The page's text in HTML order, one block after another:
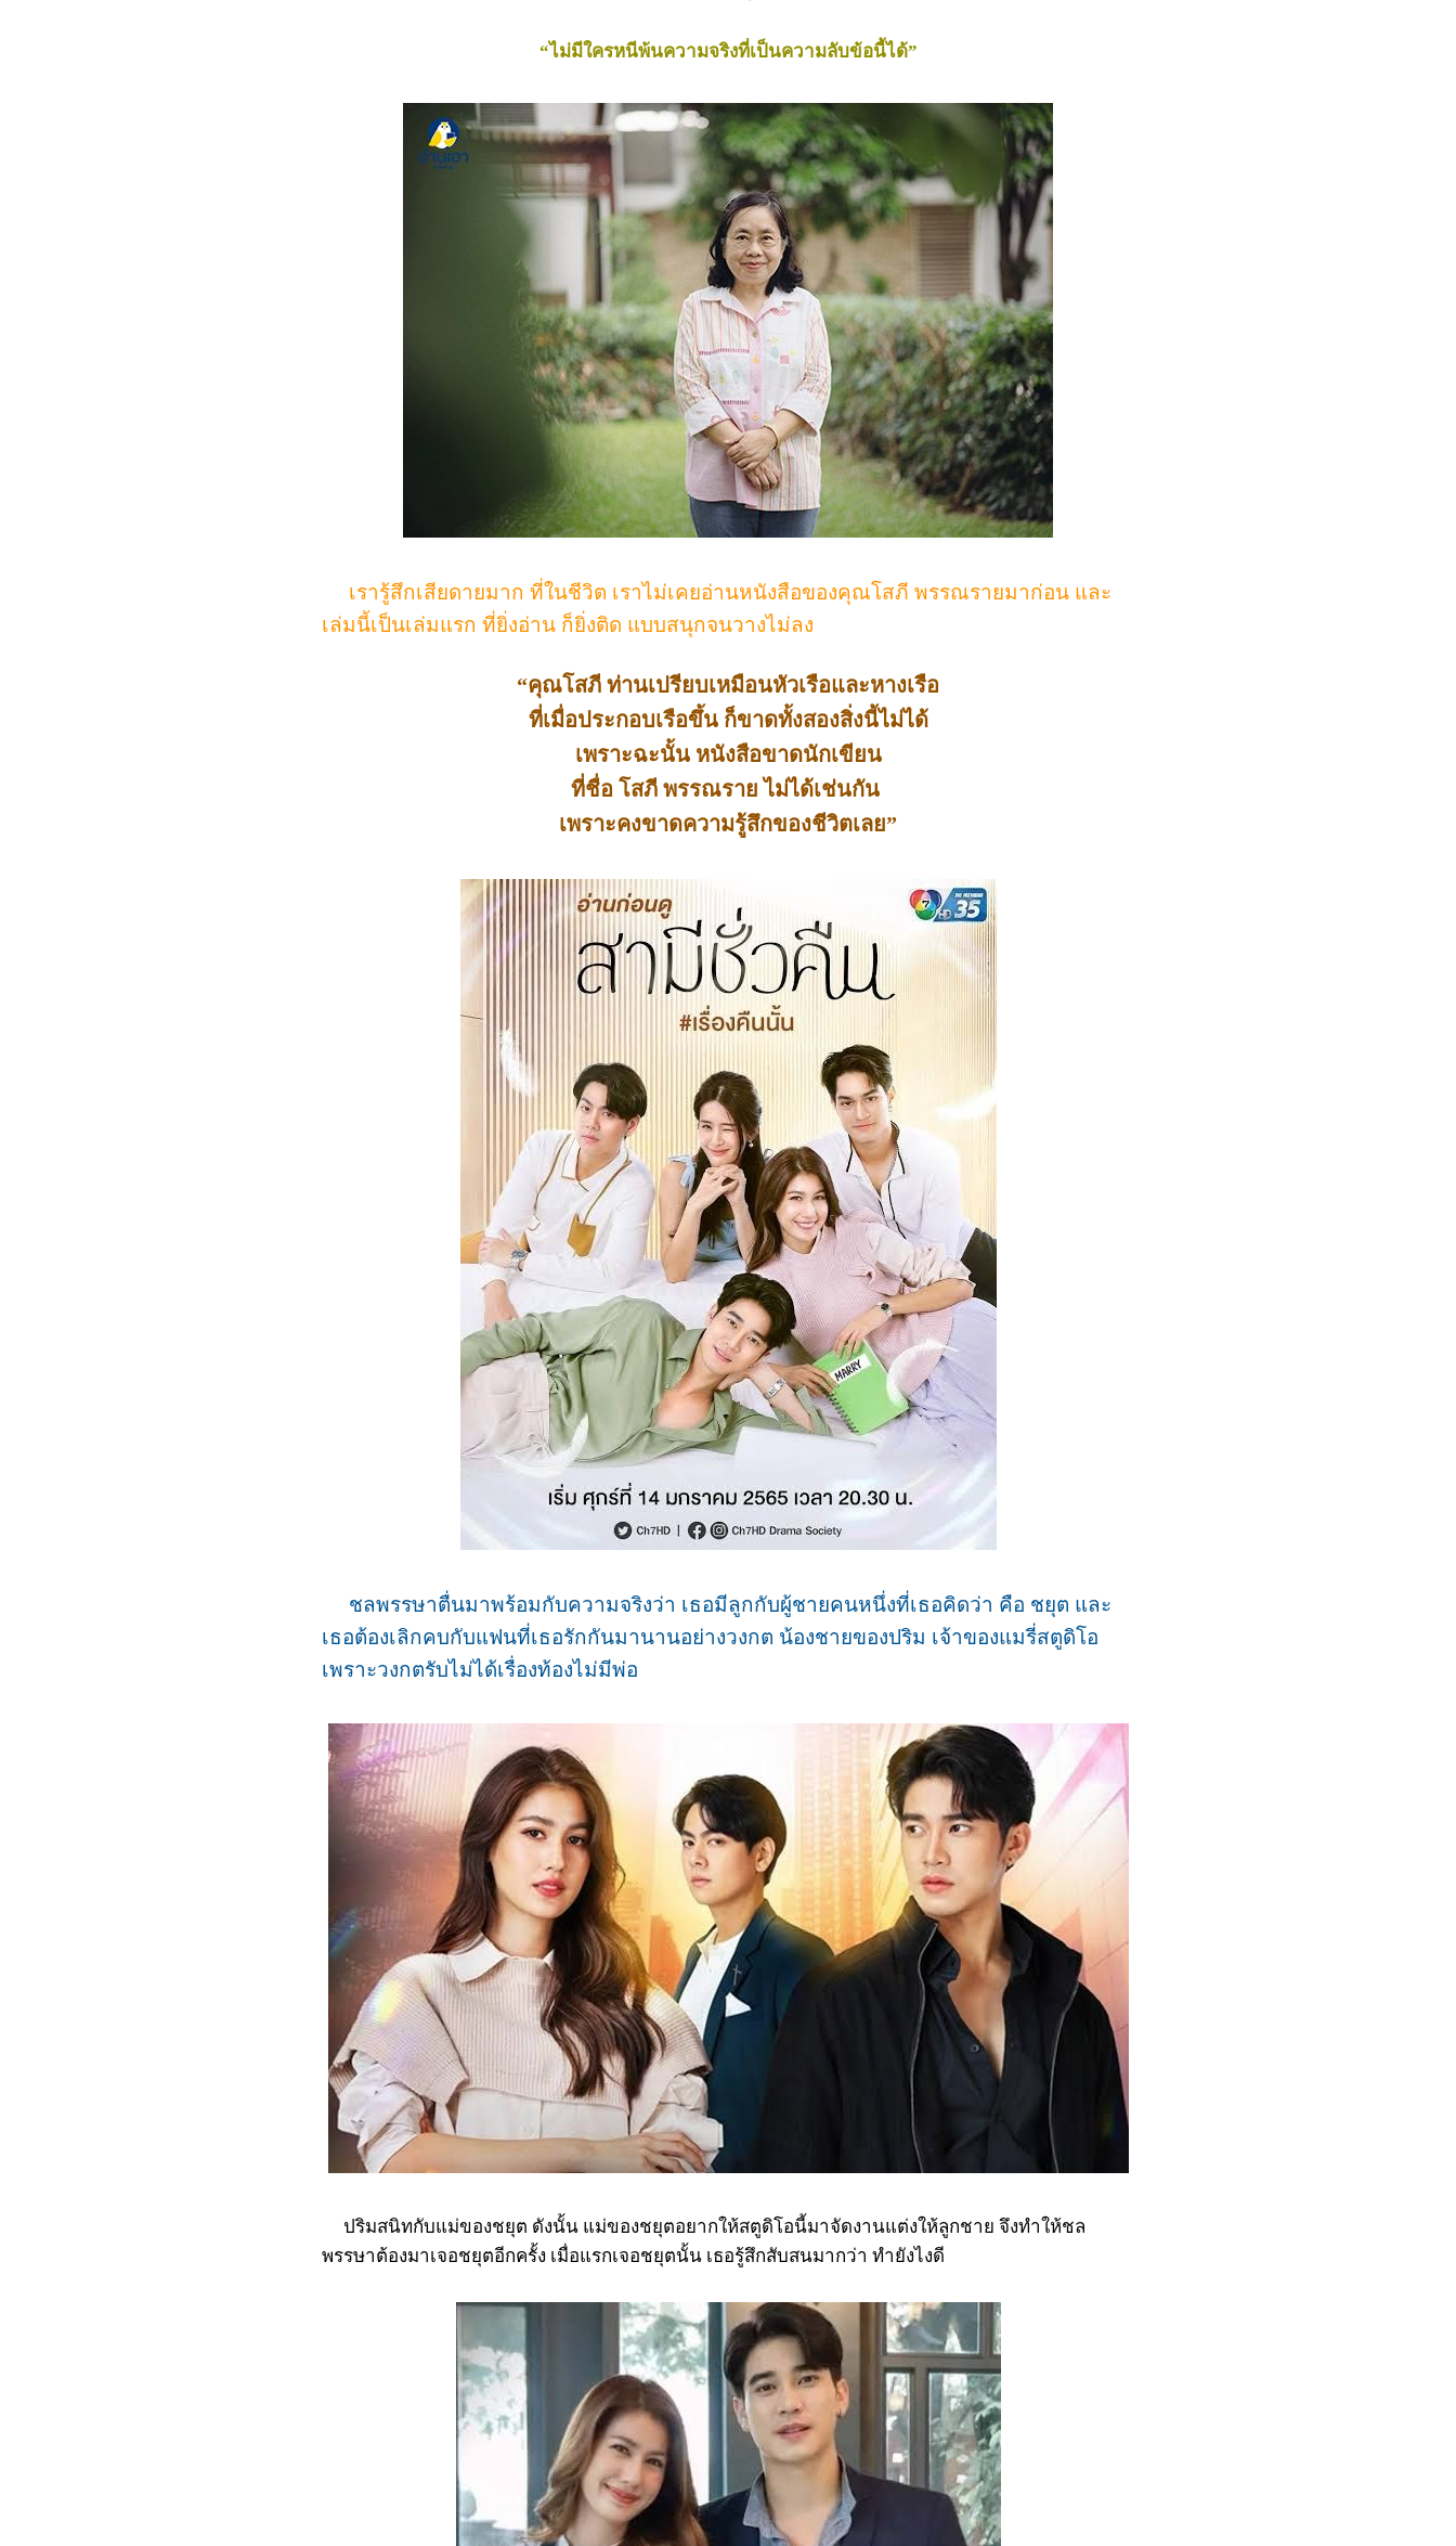
“ไม่มีใครหนีพ้นความจริงที่เป็นความลับข้อนี้ได้”
เรารู้สึกเสียดายมาก ที่ในชีวิต เราไม่เคยอ่านหนังสือของคุณโสภี พรรณรายมาก่อน และ
เล่มนี้เป็นเล่มแรก ที่ยิ่งอ่าน ก็ยิ่งติด แบบสนุกจนวางไม่ลง
“คุณโสภี ท่านเปรียบเหมือนหัวเรือและหางเรือ
ที่เมื่อประกอบเรือขึ้น ก็ขาดทั้งสองสิ่งนี้ไม่ได้
เพราะฉะนั้น หนังสือขาดนักเขียน
ที่ชื่อ โสภี พรรณรายไม่ได้เช่นกัน
เพราะคงขาดความรู้สึกของชีวิตเลย”
ชลพรรษาตื่นมาพร้อมกับความจริงว่า เธอมีลูกกับผู้ชายคนหนึ่งที่เธอคิดว่า คือ ชยุต และ
เธอต้องเลิกคบกับแฟนที่เธอรักกันมานานอย่างวงกต น้องชายของปริม เจ้าของแมรี่สตูดิโอ
เพราะวงกตรับไม่ได้เรื่องท้องไม่มีพ่อ
ปริมสนิทกับแม่ของชยุต ดังนั้น แม่ของชยุตอยากให้สตูดิโอนี้มาจัดงานแต่งให้ลูกชาย จึงทำให้ชล
พรรษาต้องมาเจอชยุตอีกครั้ง เมื่อแรกเจอชยุตนั้น เธอรู้สึกสับสนมากว่า ทำยังไงดี